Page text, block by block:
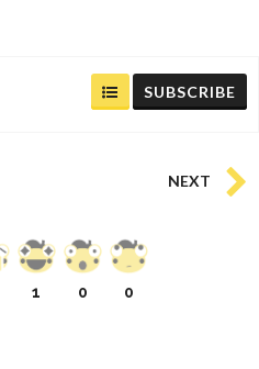
SUBSCRIBE
NEXT
1 0 0